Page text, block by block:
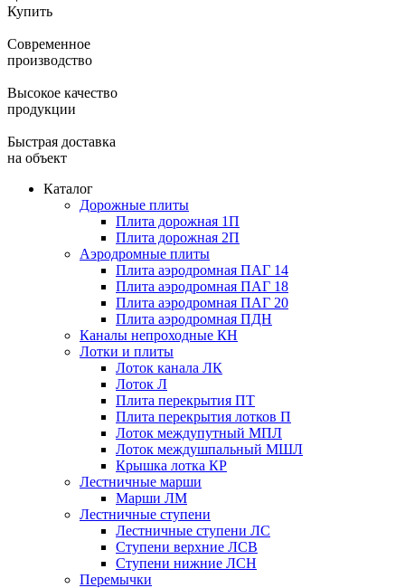
Купить
Современное
производство
Высокое качество
продукции
Быстрая доставка
на объект
Каталог
Дорожные плиты
Плита дорожная 1П
Плита дорожная 2П
Аэродромные плиты
Плита аэродромная ПАГ 14
Плита аэродромная ПАГ 18
Плита аэродромная ПАГ 20
Плита аэродромная ПДН
Каналы непроходные КН
Лотки и плиты
Лоток канала ЛК
Лоток Л
Плита перекрытия ПТ
Плита перекрытия лотков П
Лоток междупутный МПЛ
Лоток междушпальный МШЛ
Крышка лотка КР
Лестничные марши
Марши ЛМ
Лестничные ступени
Лестничные ступени ЛС
Ступени верхние ЛСВ
Ступени нижние ЛСН
Перемычки